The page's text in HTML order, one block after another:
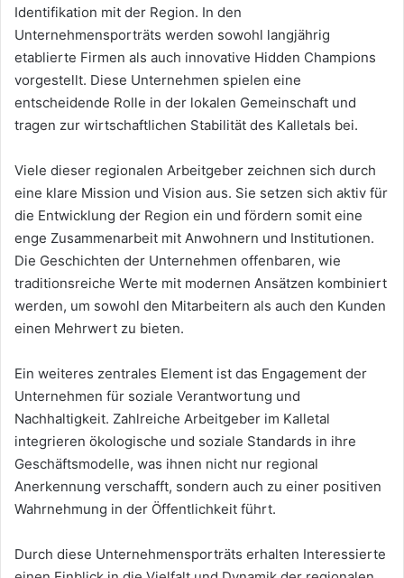
Identifikation mit der Region. In den
Unternehmensporträts werden sowohl langjährig
etablierte Firmen als auch innovative Hidden Champions
vorgestellt. Diese Unternehmen spielen eine
entscheidende Rolle in der lokalen Gemeinschaft und
tragen zur wirtschaftlichen Stabilität des Kalletals bei.
Viele dieser regionalen Arbeitgeber zeichnen sich durch
eine klare Mission und Vision aus. Sie setzen sich aktiv für
die Entwicklung der Region ein und fördern somit eine
enge Zusammenarbeit mit Anwohnern und Institutionen.
Die Geschichten der Unternehmen offenbaren, wie
traditionsreiche Werte mit modernen Ansätzen kombiniert
werden, um sowohl den Mitarbeitern als auch den Kunden
einen Mehrwert zu bieten.
Ein weiteres zentrales Element ist das Engagement der
Unternehmen für soziale Verantwortung und
Nachhaltigkeit. Zahlreiche Arbeitgeber im Kalletal
integrieren ökologische und soziale Standards in ihre
Geschäftsmodelle, was ihnen nicht nur regional
Anerkennung verschafft, sondern auch zu einer positiven
Wahrnehmung in der Öffentlichkeit führt.
Durch diese Unternehmensporträts erhalten Interessierte